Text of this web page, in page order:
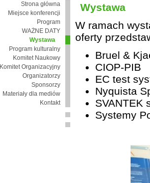
Strona główna
Miejsce konferencji
Program
WAŻNE DATY
Wystawa
Program kulturalny
Komitet Naukowy
Komitet Organizacyjny
Organizatorzy
Sponsorzy
Materiały dla mediów
Kontakt
Wystawa
W ramach
oferty
Bruel &
CIOP-PIB
EC test
Nyquista
SVANTEK
Systemy